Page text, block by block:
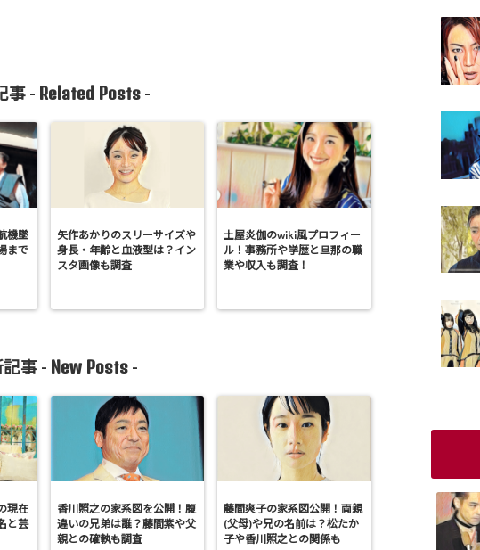
事 - Related Posts-
機墜
まで
矢作あかりのスリーサイズや
身長・年齢と血液型は？イン
スタ画像も調査
土屋炎伽のwiki風プロフィー
ル！事務所や学歴と旦那の職
業や収入も調査！
事 - New Posts -
現在
と芸
香川照之の家系図を公開！腹
違いの兄弟は誰？藤間紫や父
親との確執も調査
藤間爽子の家系図公開！両親
(父母)や兄の名前は？松たか
子や香川照之との関係も